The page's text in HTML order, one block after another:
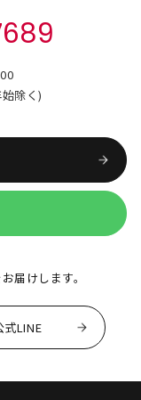
除く)
届けします。
式LINE